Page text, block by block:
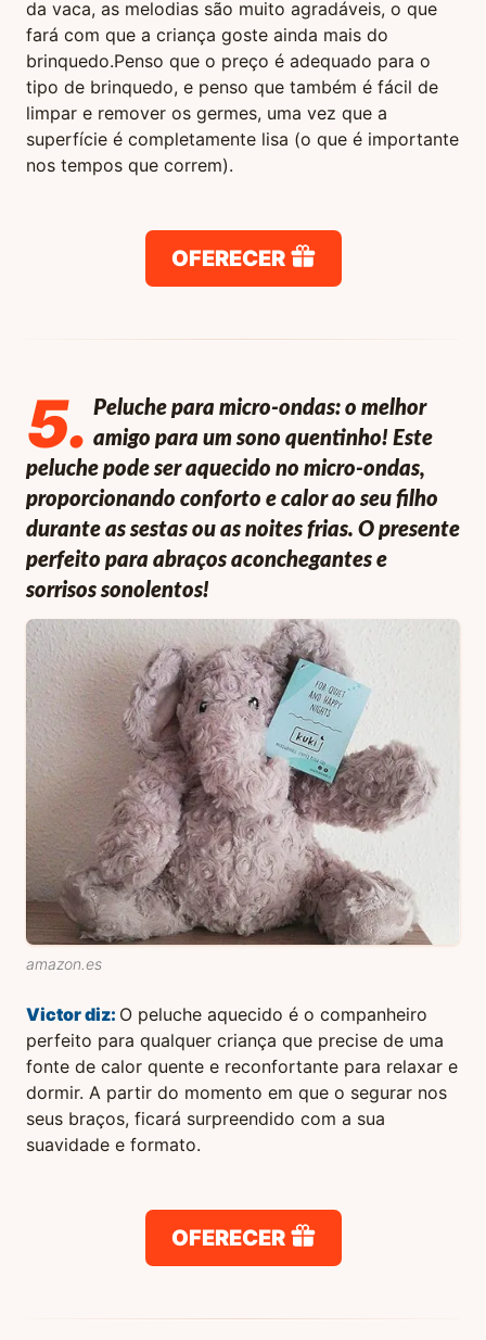
da vaca, as melodias são muito agradáveis, o que
fará com que a criança goste ainda mais do
brinquedo.Penso que o preço é adequado para o
tipo de brinquedo, e penso que também é fácil de
limpar e remover os germes, uma vez que a
superfície é completamente lisa (o que é importante
nos tempos que correm).
OFERECER
5. Peluche para micro-ondas: o melhor
amigo para um sono quentinho! Este
peluche pode ser aquecido no micro-ondas,
proporcionando conforto e calor ao seu filho
durante as sestas ou as noites frias. O presente
perfeito para abraços aconchegantes e
sorrisos sonolentos!
amazon.es
Victordiz: O peluche aquecido é o companheiro
perfeito para qualquer criança que precise de uma
fonte de calor quente e reconfortante para relaxar e
dormir. A partir do momento em que o segurar nos
seus braços, ficará surpreendido com a sua
suavidade e formato.
OFERECER